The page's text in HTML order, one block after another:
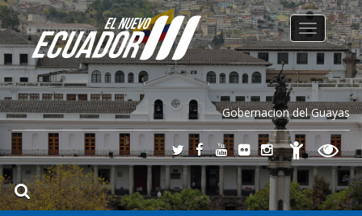
Gobernacion del Guayas
Toggle
navigation